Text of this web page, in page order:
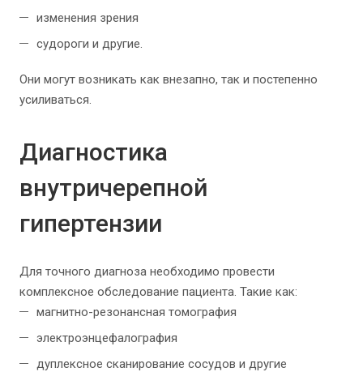
изменения зрения
судороги и другие.
Они могут возникать как внезапно, так и постепенно
усиливаться.
Диагностика
внутричерепной
гипертензии
Для точного диагноза необходимо провести
комплексное обследование пациента. Такие как:
магнитно-резонансная томография
электроэнцефалография
дуплексное сканирование сосудов и другие